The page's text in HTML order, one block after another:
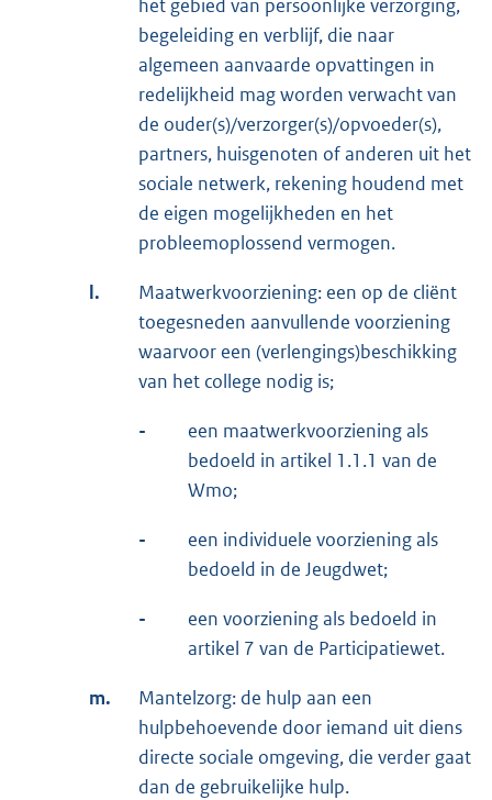
het gebied van persoonlijke verzorging,
begeleiding en verblijf, die naar
algemeen aanvaarde opvattingen in
redelijkheid mag worden verwacht van
de ouder(s)/verzorger(s)/opvoeder(s),
partners, huisgenoten of anderen uit het
sociale netwerk, rekening houdend met
de eigen mogelijkheden en het
probleemoplossend vermogen.
l.
Maatwerkvoorziening: een op de cliënt
toegesneden aanvullende voorziening
waarvoor een (verlengings)beschikking
van het college nodig is;
-
een maatwerkvoorziening als
bedoeld in artikel 1.1.1 van de
Wmo;
-
een individuele voorziening als
bedoeld in de Jeugdwet;
-
een voorziening als bedoeld in
artikel 7 van de Participatiewet.
m.
Mantelzorg: de hulp aan een
hulpbehoevende door iemand uit diens
directe sociale omgeving, die verder gaat
dan de gebruikelijke hulp.